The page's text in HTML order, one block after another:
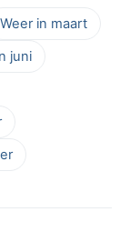
Weer in maart
juni